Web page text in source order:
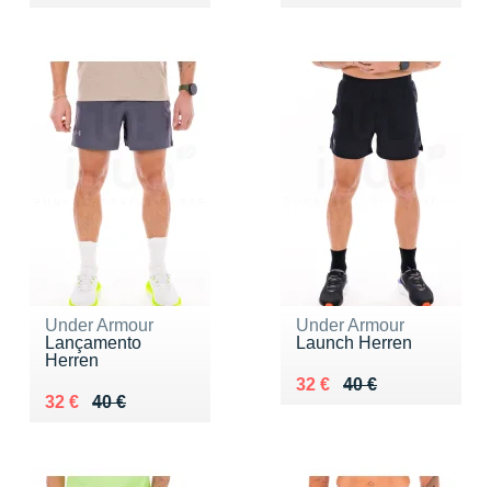
Under Armour
Lançamento
Herren
40 €
Au lieu de 40 €
32 €
Vendu 32 €
Under Armour
Launch Herren
40 €
Au lieu de 40 €
32 €
Vendu 32 €